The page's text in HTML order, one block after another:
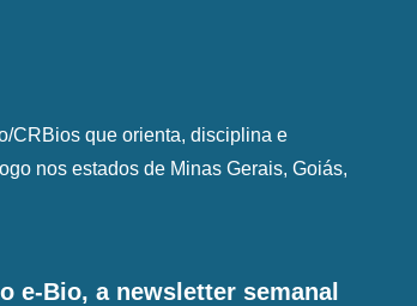
CRBios que orienta, disciplina e
nos estados de Minas Gerais, Goiás,
e-Bio, a newsletter semanal